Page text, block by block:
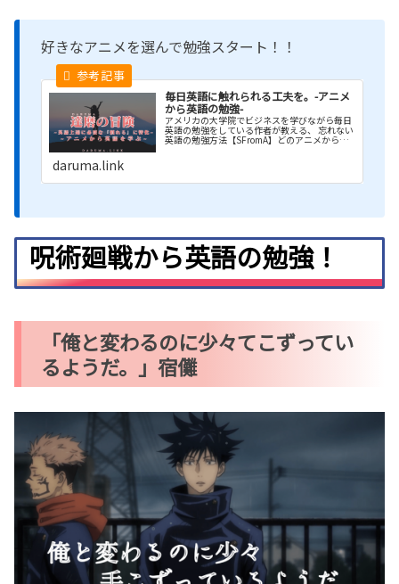
好きなアニメを選んで勉強スタート！！
毎日英語に触れられる工夫を。-アニメ
から英語の勉強-
アメリカの大学院でビジネスを学びながら毎日
英語の勉強をしている作者が教える、 忘れない
英語の勉強方法【SFromA】どのアニメから英
語の勉強始めてみる？？
daruma.link
呪術廻戦から英語の勉強！
「俺と変わるのに少々てこずってい
るようだ。」宿儺